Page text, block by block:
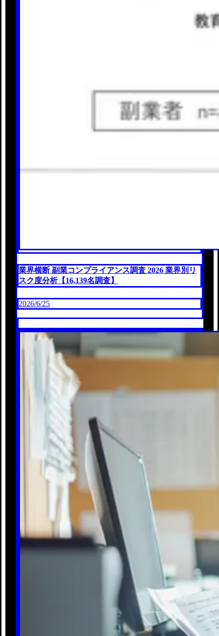
業界横断 副業コンプライアンス調査 2026 業界別リ
スク度分析【16,139名調査】
2026/6/25